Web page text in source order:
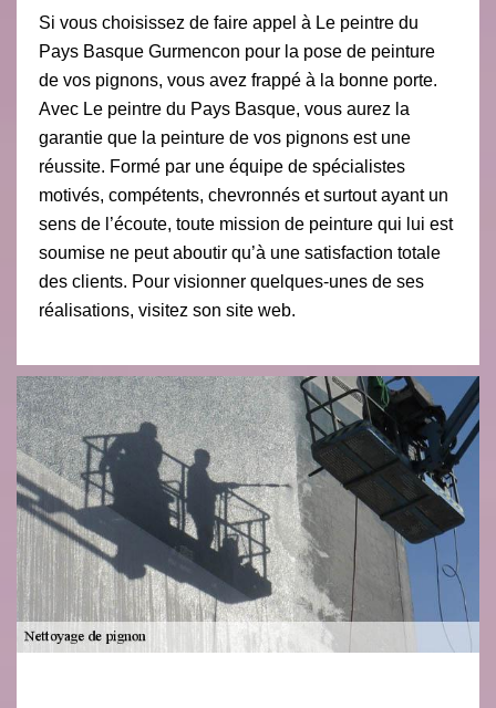
Si vous choisissez de faire appel à Le peintre du
Pays Basque Gurmencon pour la pose de peinture
de vos pignons, vous avez frappé à la bonne porte.
Avec Le peintre du Pays Basque, vous aurez la
garantie que la peinture de vos pignons est une
réussite. Formé par une équipe de spécialistes
motivés, compétents, chevronnés et surtout ayant un
sens de l’écoute, toute mission de peinture qui lui est
soumise ne peut aboutir qu’à une satisfaction totale
des clients. Pour visionner quelques-unes de ses
réalisations, visitez son site web.